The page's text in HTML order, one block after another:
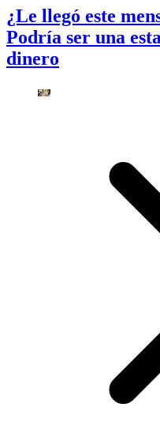
¿Le llegó este
Podría ser una
dinero